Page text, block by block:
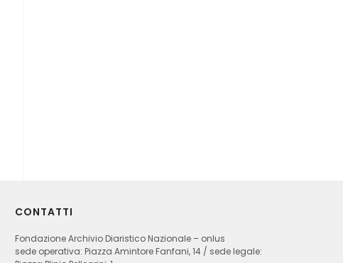
CONTATTI
Fondazione Archivio Diaristico Nazionale – onlus
sede operativa: Piazza Amintore Fanfani, 14 / sede legale: